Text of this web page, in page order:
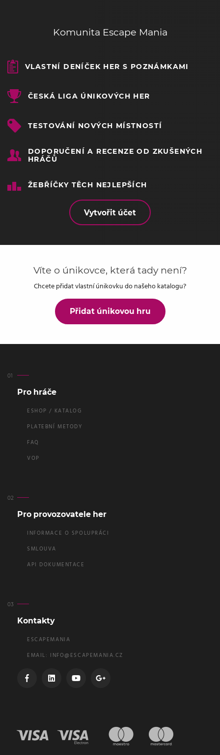
Komunita Escape Mania
VLASTNÍ DENÍČEK HER S POZNÁMKAMI
ČESKÁ LIGA ÚNIKOVÝCH HER
TESTOVÁNÍ NOVÝCH MÍSTNOSTÍ
DOPORUČENÍ A RECENZE OD ZKUŠENÝCH
HRÁČŮ
ŽEBŘÍČKY TĚCH NEJLEPŠÍCH
Vytvořit účet
Víte o únikovce, která tady není?
Chcete přidat vlastní únikovku do našeho katalogu?
Přidat únikovou hru
Pro hráče
ESHOP / KATALOG
PLATEBNÍ METODY
FAQ
VOP
Pro provozovatele her
INFORMACE O SPOLUPRÁCI
SMLOUVA
API DOKUMENTACE
Kontakty
ESCAPEMANIA
EMAIL: INFO@ESCAPEMANIA.CZ